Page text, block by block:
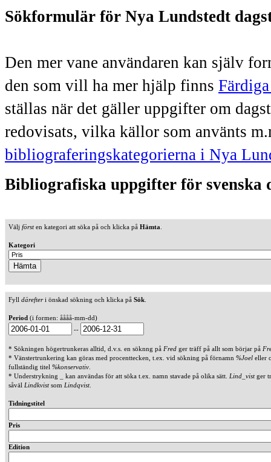
Sökformulär för Nya Lundstedt
Den mer vane användaren kan själv
den som vill ha mer hjälp finns
ställas när det gäller uppgifter om
redovisats, vilka källor som använts
bibliograferingskategorierna i Nya
Bibliografiska uppgifter för svenska
Välj försten kategori att söka på och klicka på Hämta
Kategori
Fyll därefteri önskad sökning och klicka på Sök
Period (i formen: åååå-mm-dd)
--
* Sökningen högertrunkeras alltid, d.v.s. en söknng på Fred ger träff på allt som börjar på
* Vänstertrunkering kan göras med procenttecken, t.ex. vid sökning på förnamn %Joel eller
fullständig titel %konservativ
* Understrykning _ kan användas för att söka t.ex. namn stavade på olika sätt. Lind_vistger
såväl Lindkvistsom Lindqvist.
Tidningstitel
Pris
Edition